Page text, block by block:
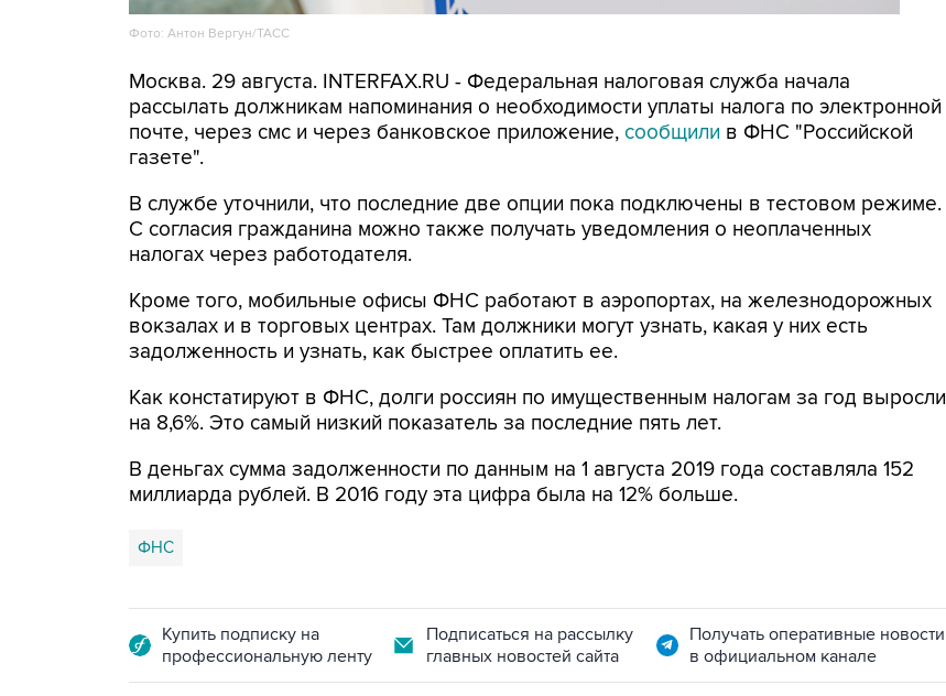
Фото: Антон Вергун/ТАСС
Москва. 29 августа. INTERFAX.RU - Федеральная налоговая служба начала
рассылать должникам напоминания о необходимости уплаты налога по электронной
почте, через смс и через банковское приложение, сообщили в ФНС "Российской
газете".
В службе уточнили, что последние две опции пока подключены в тестовом режиме.
С согласия гражданина можно также получать уведомления о неоплаченных
налогах через работодателя.
Кроме того, мобильные офисы ФНС работают в аэропортах, на железнодорожных
вокзалах и в торговых центрах. Там должники могут узнать, какая у них есть
задолженность и узнать, как быстрее оплатить ее.
Как констатируют в ФНС, долги россиян по имущественным налогам за год выросли
на 8,6%. Это самый низкий показатель за последние пять лет.
В деньгах сумма задолженности по данным на 1 августа 2019 года составляла 152
миллиарда рублей. В 2016 году эта цифра была на 12% больше.
ФНС
Купить подписку на
профессиональную ленту
Подписаться на рассылку
главных новостей сайта
Получать оперативные новости
в официальном канале